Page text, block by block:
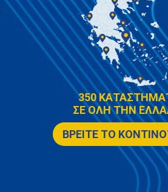
350
ΣΕ ΟΛΗ ΤΗΝ
ΒΡΕΙΤΕ ΤΟ